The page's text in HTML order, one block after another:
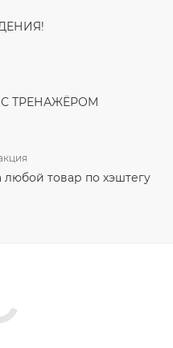
ТРЕНАЖЁРОМ
любой товар по хэштегу